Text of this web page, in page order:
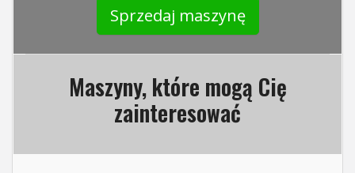
Sprzedaj maszynę
Maszyny, które mogą Cię
zainteresować